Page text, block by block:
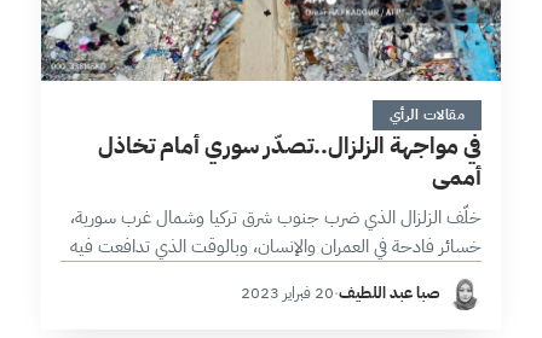
4 دقائق
مقالات الرأي
في مواجهة الزلزال..تصدّر سوري أمام تخاذل
أممي
خلّف الزلزال الذي ضرب جنوب شرق تركيا وشمال غرب سورية،
خسائر فادحة في العمران والإنسان، وبالوقت الذي تدافعت فيه
العديد من الدول لتقديم مساعدات لتركيا، لم تقتصر على الدول
الصديقة…صبا عبد اللطيف·20 فبراير 2023